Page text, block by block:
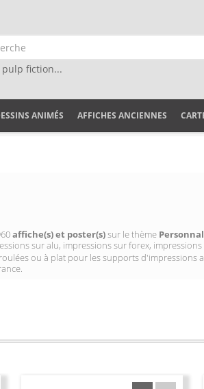
pulp fiction...
ANIMÉS AFFICHES ANCIENNES
affiche(s) et poster(s)sur le thème
sur alu, impressions sur forex, impressions
ou à plat pour les supports d'impressions